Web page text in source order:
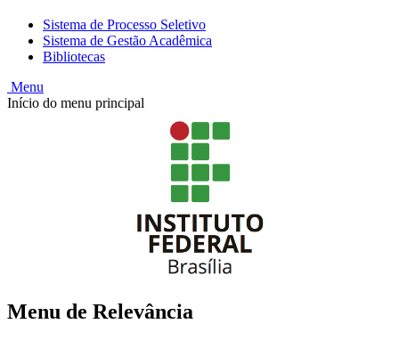
Sistema de Processo Seletivo
Sistema de Gestão Acadêmica
Bibliotecas
Menu
Início do menu principal
Menu de Relevância